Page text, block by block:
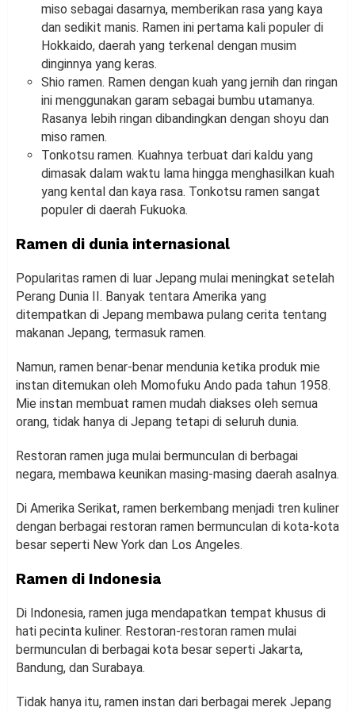
miso sebagai dasarnya, memberikan rasa yang kaya
dan sedikit manis. Ramen ini pertama kali populer di
Hokkaido, daerah yang terkenal dengan musim
dinginnya yang keras.
Shio ramen. Ramen dengan kuah yang jernih dan ringan
ini menggunakan garam sebagai bumbu utamanya.
Rasanya lebih ringan dibandingkan dengan shoyu dan
miso ramen.
Tonkotsu ramen. Kuahnya terbuat dari kaldu yang
dimasak dalam waktu lama hingga menghasilkan kuah
yang kental dan kaya rasa. Tonkotsu ramen sangat
populer di daerah Fukuoka.
Ramen di dunia internasional
Popularitas ramen di luar Jepang mulai meningkat setelah
Perang Dunia II. Banyak tentara Amerika yang
ditempatkan di Jepang membawa pulang cerita tentang
makanan Jepang, termasuk ramen.
Namun, ramen benar-benar mendunia ketika produk mie
instan ditemukan oleh Momofuku Ando pada tahun 1958.
Mie instan membuat ramen mudah diakses oleh semua
orang, tidak hanya di Jepang tetapi di seluruh dunia.
Restoran ramen juga mulai bermunculan di berbagai
negara, membawa keunikan masing-masing daerah asalnya.
Di Amerika Serikat, ramen berkembang menjadi tren kuliner
dengan berbagai restoran ramen bermunculan di kota-kota
besar seperti New York dan Los Angeles.
Ramen di Indonesia
Di Indonesia, ramen juga mendapatkan tempat khusus di
hati pecinta kuliner. Restoran-restoran ramen mulai
bermunculan di berbagai kota besar seperti Jakarta,
Bandung, dan Surabaya.
Tidak hanya itu, ramen instan dari berbagai merek Jepang